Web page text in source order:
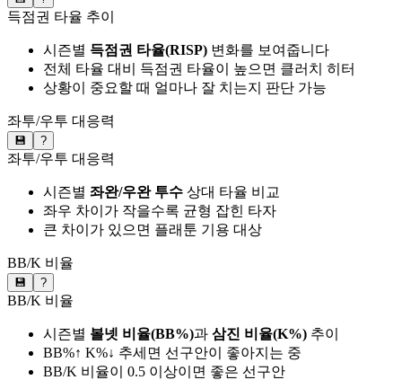
득점권 타율 추이
시즌별 득점권 타율(RISP) 변화를 보여줍니다
전체 타율 대비 득점권 타율이 높으면 클러치 히터
상황이 중요할 때 얼마나 잘 치는지 판단 가능
좌투/우투 대응력
💾 ?
좌투/우투 대응력
시즌별 좌완/우완 투수 상대 타율 비교
좌우 차이가 작을수록 균형 잡힌 타자
큰 차이가 있으면 플래툰 기용 대상
BB/K 비율
💾 ?
BB/K 비율
시즌별 볼넷 비율(BB%)과 삼진 비율(K%) 추이
BB%↑ K%↓ 추세면 선구안이 좋아지는 중
BB/K 비율이 0.5 이상이면 좋은 선구안